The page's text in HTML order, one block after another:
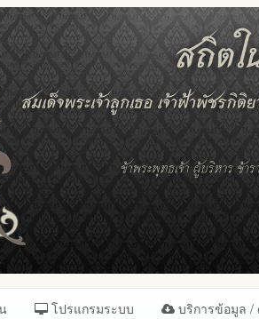
โปรแกรมระบบ บริการข้อมูล /